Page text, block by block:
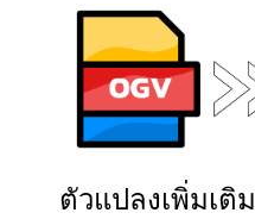
ตัวแปลงเพิ่มเติ